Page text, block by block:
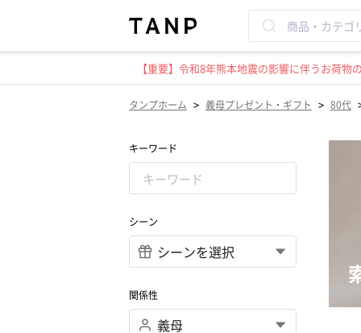
【重要】令和8年熊本地震の影響に伴うお荷
タンプホーム > 義母プレゼント・ギフト > 80代
キーワード
シーン
関係性